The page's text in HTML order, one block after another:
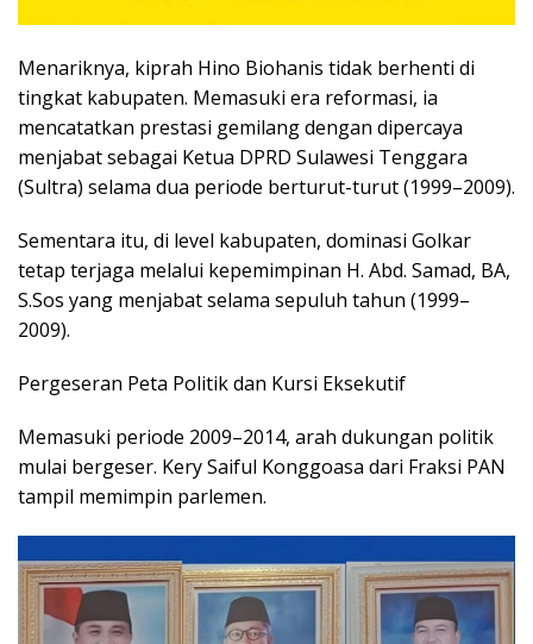
​Menariknya, kiprah Hino Biohanis tidak berhenti di
tingkat kabupaten. Memasuki era reformasi, ia
mencatatkan prestasi gemilang dengan dipercaya
menjabat sebagai Ketua DPRD Sulawesi Tenggara
(Sultra) selama dua periode berturut-turut (1999–2009).
Sementara itu, di level kabupaten, dominasi Golkar
tetap terjaga melalui kepemimpinan H. Abd. Samad, BA,
S.Sos yang menjabat selama sepuluh tahun (1999–
2009).
​Pergeseran Peta Politik dan Kursi Eksekutif
Memasuki periode 2009–2014, arah dukungan politik
mulai bergeser. Kery Saiful Konggoasa dari Fraksi PAN
tampil memimpin parlemen.